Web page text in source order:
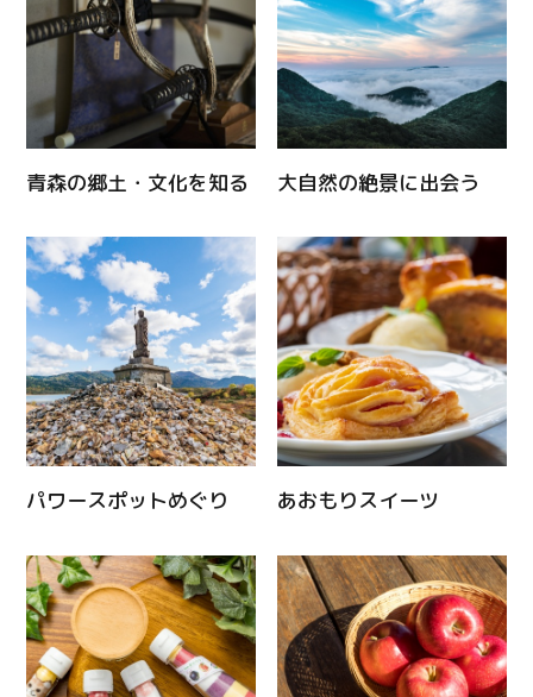
青森の郷土・文化を知る 大自然の絶景に出会う
パワースポットめぐり あおもりスイーツ
Twitter
Copy URL